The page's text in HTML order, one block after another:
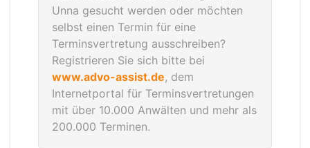
Unna gesucht werden oder möchten
selbst einen Termin für eine
Terminsvertretung ausschreiben?
Registrieren Sie sich bitte bei
www.advo-assist.de, dem
Internetportal für Terminsvertretungen
mit über 10.000 Anwälten und mehr als
200.000 Terminen.